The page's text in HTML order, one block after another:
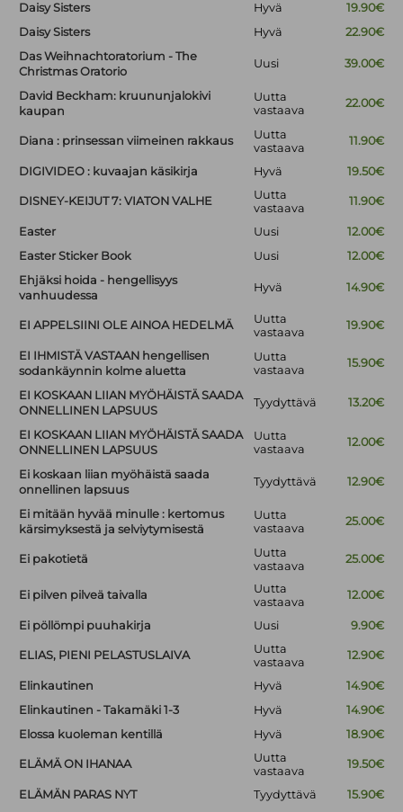
Daisy Sisters Hyvä
19.90€
Daisy Sisters
Hyvä
22.90€
Das Weihnachtoratorium - The
Christmas Oratorio
Uusi 39.00€
David Beckham: kruununjalokivi
kaupan
Uutta
vastaava
22.00€
Diana : prinsessan viimeinen rakkaus
Uutta
vastaava
11.90€
DIGIVIDEO : kuvaajan käsikirja Hyvä 19.50€
DISNEY-KEIJUT 7: VIATON VALHE
Uutta
vastaava
11.90€
Easter Uusi
12.00€
Easter Sticker Book
Uusi
12.00€
Ehjäksi hoida - hengellisyys
vanhuudessa
Hyvä 14.90€
EI APPELSIINI OLE AINOA HEDELMÄ
Uutta
vastaava
19.90€
EI IHMISTÄ VASTAAN hengellisen
sodankäynnin kolme aluetta
Uutta
vastaava
15.90€
EI KOSKAAN LIIAN MYÖHÄISTÄ SAADA
ONNELLINEN LAPSUUS
Tyydyttävä 13.20€
EI KOSKAAN LIIAN MYÖHÄISTÄ SAADA
ONNELLINEN LAPSUUS
Uutta
vastaava
12.00€
Ei koskaan liian myöhäistä saada
onnellinen lapsuus
Tyydyttävä 12.90€
Ei mitään hyvää minulle : kertomus
kärsimyksestä ja selviytymisestä
Uutta
vastaava
25.00€
Ei pakotietä
Uutta
vastaava
25.00€
Ei pilven pilveä taivalla
Uutta
vastaava
12.00€
Ei pöllömpi puuhakirja Uusi 9.90€
ELIAS, PIENI PELASTUSLAIVA
Uutta
vastaava
12.90€
Elinkautinen Hyvä
14.90€
Elinkautinen - Takamäki 1-3
Hyvä
14.90€
Elossa kuoleman kentillä
Hyvä 18.90€
ELÄMÄ ON IHANAA
Uutta
vastaava
19.50€
ELÄMÄN PARAS NYT Tyydyttävä
15.90€